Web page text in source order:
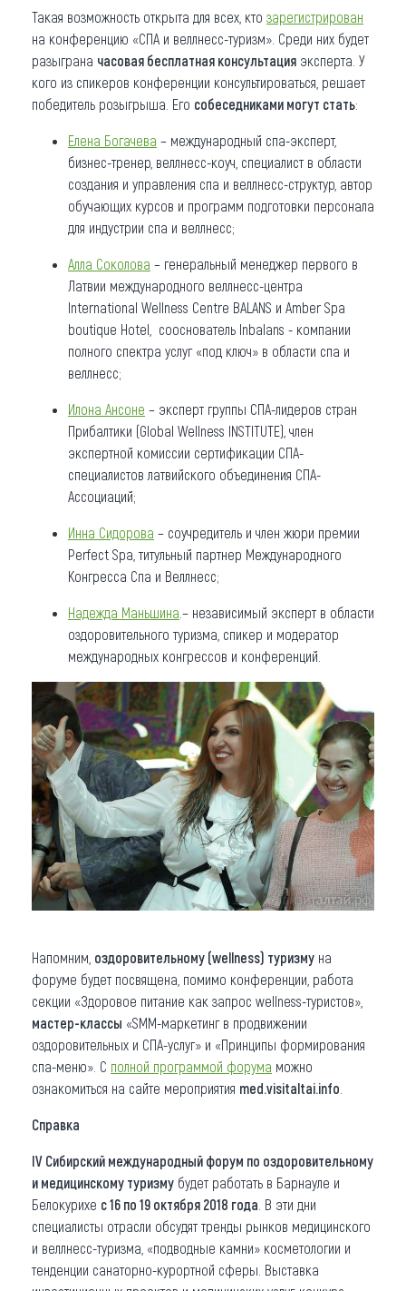
Такая возможность открыта для всех, кто зарегистрирован
на конференцию «СПА и веллнесс-туризм». Среди них будет
разыграна часовая бесплатная консультация эксперта. У
кого из спикеров конференции консультироваться, решает
победитель розыгрыша. Его собеседниками могут стать:
Елена Богачева – международный спа-эксперт,
бизнес-тренер, веллнесс-коуч, специалист в области
создания и управления спа и веллнесс-структур, автор
обучающих курсов и программ подготовки персонала
для индустрии спа и веллнесс;
Алла Соколова – генеральный менеджер первого в
Латвии международного веллнесс-центра
International Wellness Centre BALANS и Amber Spa
boutique Hotel, сооснователь Inbalans - компании
полного спектра услуг «под ключ» в области спа и
веллнесс;
Илона Ансоне – эксперт группы СПА-лидеров стран
Прибалтики (Global Wellness INSTITUTE), член
экспертной комиссии сертификации СПА-
специалистов латвийского объединения СПА-
Ассоциаций;
Инна Сидорова – соучредитель и член жюри премии
Perfect Spa, титульный партнер Международного
Конгресса Спа и Веллнесс;
Надежда Маньшина .– независимый эксперт в области
оздоровительного туризма, спикер и модератор
международных конгрессов и конференций.
Напомним, оздоровительному (wellness) туризму на
форуме будет посвящена, помимо конференции, работа
секции «Здоровое питание как запрос wellness-туристов»,
мастер-классы «SMM-маркетинг в продвижении
оздоровительных и СПА-услуг» и «Принципы формирования
спа-меню». С полной программой форума можно
ознакомиться на сайте мероприятия med.visitaltai.info
Справка
IV Сибирский международный форум по оздоровительному
и медицинскому туризму будет работать в Барнауле и
Белокурихе с 16 по 19 октября 2018 года . В эти дни
специалисты отрасли обсудят тренды рынков медицинского
и веллнесс-туризма, «подводные камни» косметологии и
тенденции санаторно-курортной сферы. Выставка